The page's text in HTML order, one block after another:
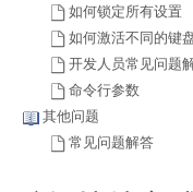
如何锁定所有设置
如何激活不同的键
开发人员常见问题
命令行参数
其他问题
常见问题解答